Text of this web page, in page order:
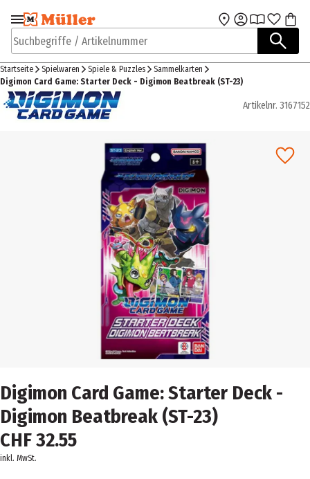
Zur Navigation
springen
Zum Hauptinhalt
Suchbegriffe / Artikelnummer
Startseite Spielwaren Spiele & Puzzles
Sammelkarten
Digimon Card Game: Starter Deck - Digimon Beatbreak (ST-23)
Artikelnr. 3167152
Digimon Card Game: Starter Deck -
Digimon Beatbreak (ST-23)
CHF 32.55
inkl. MwSt.